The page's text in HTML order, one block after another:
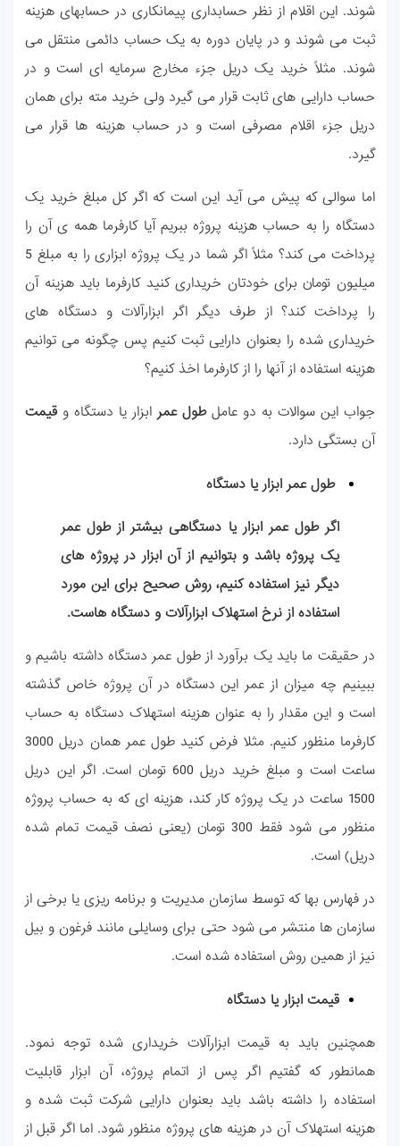
شوند. این اقلام از نظر حسابداری پیمانکاری در حسابهای هزینه
ثبت می شوند و در پایان دوره به یک حساب دائمی منتقل می
شوند. مثلاً خرید یک دریل جزء مخارج سرمایه ای است و در
حساب دارایی های ثابت قرار می گیرد ولی خرید مته برای همان
دریل جزء اقلام مصرفی است و در حساب هزینه ها قرار می
گیرد.
اما سوالی که پیش می آید این است که اگر کل مبلغ خرید یک
دستگاه را به حساب هزینه پروژه ببریم آیا کارفرما همه ی آن را
پرداخت می کند؟ مثلاً اگر شما در یک پروژه ابزاری را به مبلغ 5
میلیون تومان برای خودتان خریداری کنید کارفرما باید هزینه آن
را پرداخت کند؟از طرف دیگر اگر ابزارآلات و دستگاه های
خریداری شده را بعنوان دارایی ثبت کنیم پس چگونه می توانیم
هزینه استفاده از آنها را از کارفرما اخذ کنیم؟
جواب این سوالات به دو عاملطول عمرابزار یا دستگاه و قیمت
آن بستگی دارد.
طول عمر ابزار یا دستگاه
اگر طول عمر ابزار یا دستگاهی بیشتر از طول عمر
یک پروژه باشد و بتوانیم از آن ابزار در پروژه های
دیگر نیز استفاده کنیم، روش صحیح برای این مورد
استفاده از نرخ استهلاک ابزارآلات و دستگاههاست.
در حقیقت ما باید یک برآورد از طول عمر دستگاه داشته باشیم و
ببینیم چه میزان از عمر این دستگاه در آن پروژه خاص گذشته
است و این مقدار را به عنوان هزینه استهلاک دستگاه به حساب
کارفرما منظور کنیم. مثلا فرض کنید طول عمر همان دریل 3000
ساعت است و مبلغ خرید
دریل 600 تومان است. اگر این دریل
1500 ساعت در یک پروژه کار کند، هزینه ای که به حساب پروژه
منظور می شود فقط 300 تومان (یعنی نصف قیمت تمام شده
دریل) است.
در فهارس بها که توسط سازمان مدیریت و برنامه ریزی یا برخی از
سازمان ها منتشر می شود حتی برای وسایلی مانند فرغون و بیل
نیز از همین روش استفاده شده است.
قیمت ابزار یا دستگاه
همچنین باید به قیمت ابزارآلات خریداری شده توجه نمود.
همانطور که گفتیم اگر پس از اتمام پروژه، آن ابزار قابلیت
استفاده را داشته باشد باید بعنوان دارایی شرکت ثبت شده و
هزینه استهلاک آن در هزینه های پروژه منظور شود. اما اگر قبل از